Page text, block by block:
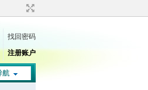
找回密码
注册账户
航